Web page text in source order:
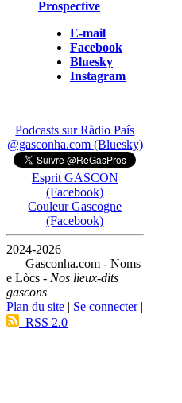
Prospective
E-mail
Facebook
Bluesky
Instagram
Podcasts sur Ràdio País
@gasconha.com (Bluesky)
Esprit GASCON
(Facebook)
Couleur Gascogne
(Facebook)
2024-2026
— Gasconha.com - Noms
e Lòcs - Nos lieux-dits
gascons
Plan du site | Se connecter|
RSS 2.0